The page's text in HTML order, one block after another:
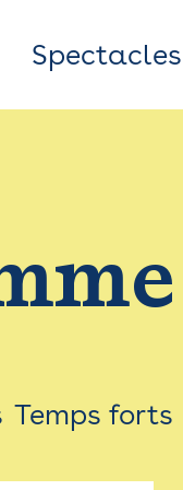
Top
Bar
Menu
Spectacles
Temps forts